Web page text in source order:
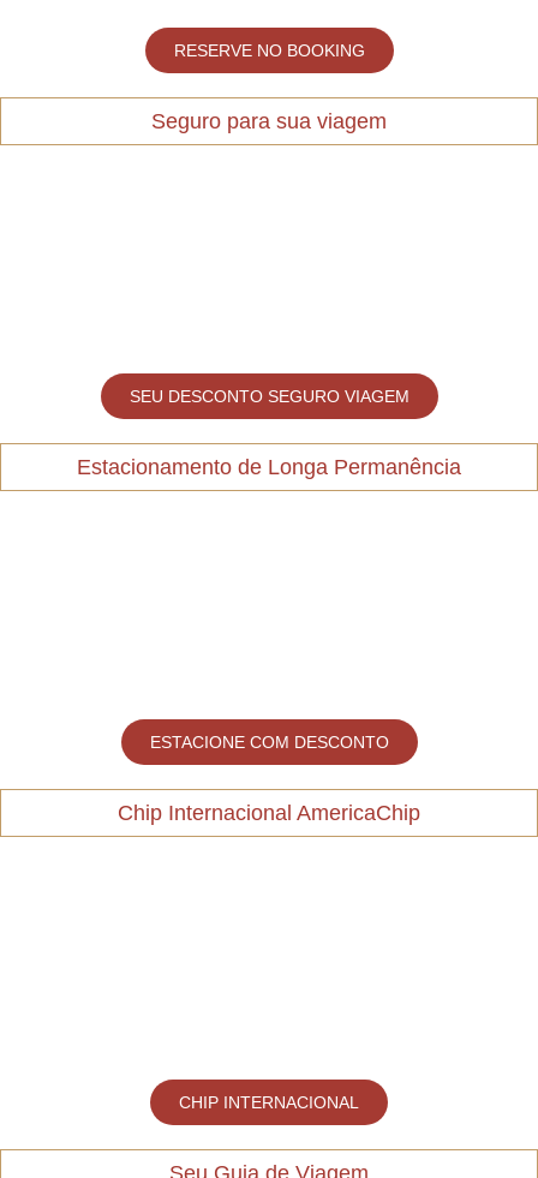
RESERVE NO BOOKING
Seguro para sua viagem
SEU DESCONTO SEGURO VIAGEM
Estacionamento de Longa Permanência
ESTACIONE COM DESCONTO
Chip Internacional AmericaChip
CHIP INTERNACIONAL
Seu Guia de Viagem